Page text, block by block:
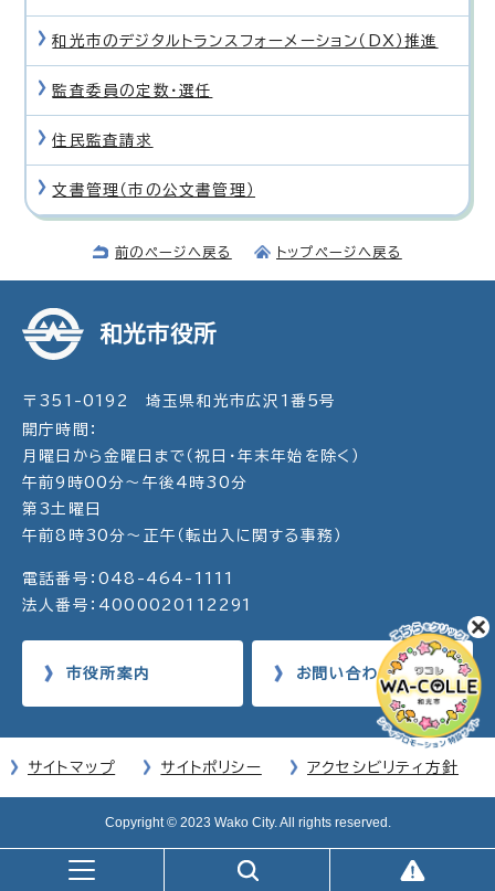
和光市のデジタルトランスフォーメーション（DX）推進
監査委員の定数・選任
住民監査請求
文書管理（市の公文書管理）
前のページへ戻る トップページへ戻る
和光市役所
〒351-0192 埼玉県和光市広沢1番5号
開庁時間：
月曜日から金曜日まで（祝日・年末年始を除く）
午前9時00分～午後4時30分
第3土曜日
午前8時30分～正午（転出入に関する事務）
電話番号：048-464-1111
法人番号：4000020112291
市役所案内 お問い合わせ
サイトマップ サイトポリシー アクセシビリティ方針
Copyright © 2023 Wako City. All rights reserved.